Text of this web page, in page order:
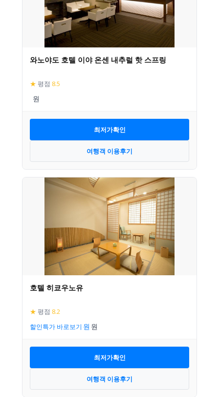
와노야도 호텔 이야 온센 내추럴 핫 스프링
★ 평점 8.5
최저가확인
여행객 이용후기
호텔 히쿄우노유
★ 평점 8.2
할인특가 바로보기
최저가확인
여행객 이용후기